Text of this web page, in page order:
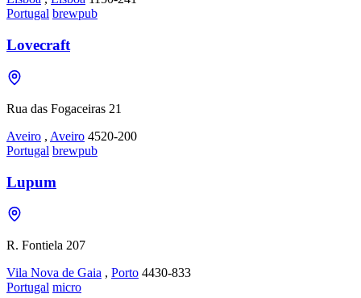
Portugal brewpub
Lovecraft
Rua das Fogaceiras 21
Aveiro , Aveiro 4520-200
Portugal brewpub
Lupum
R. Fontiela 207
Vila Nova de Gaia , Porto 4430-833
Portugal micro